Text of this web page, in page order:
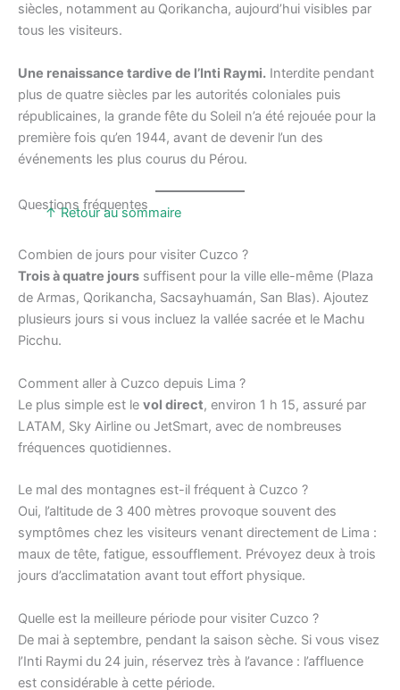
siècles, notamment au Qorikancha, aujourd’hui visibles par
tous les visiteurs.
Une renaissance tardive de l’Inti Raymi. Interdite pendant
plus de quatre siècles par les autorités coloniales puis
républicaines, la grande fête du Soleil n’a été rejouée pour la
première fois qu’en 1944, avant de devenir l’un des
événements les plus courus du Pérou.
Questions fréquentes
↑ Retour au sommaire
Combien de jours pour visiter Cuzco ?
Trois à quatre jours suffisent pour la ville elle-même (Plaza
de Armas, Qorikancha, Sacsayhuamán, San Blas). Ajoutez
plusieurs jours si vous incluez la vallée sacrée et le Machu
Picchu.
Comment aller à Cuzco depuis Lima ?
Le plus simple est le vol direct, environ 1 h 15, assuré par
LATAM, Sky Airline ou JetSmart, avec de nombreuses
fréquences quotidiennes.
Le mal des montagnes est-il fréquent à Cuzco ?
Oui, l’altitude de 3 400 mètres provoque souvent des
symptômes chez les visiteurs venant directement de Lima :
maux de tête, fatigue, essoufflement. Prévoyez deux à trois
jours d’acclimatation avant tout effort physique.
Quelle est la meilleure période pour visiter Cuzco ?
De mai à septembre, pendant la saison sèche. Si vous visez
l’Inti Raymi du 24 juin, réservez très à l’avance : l’affluence
est considérable à cette période.